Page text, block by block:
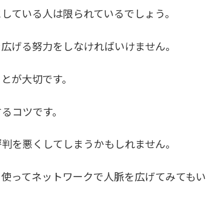
ている人は限られているでしょう。
げる努力をしなければいけません。
が大切です。
コツです。
を悪くしてしまうかもしれません。
ってネットワークで人脈を広げてみてもい